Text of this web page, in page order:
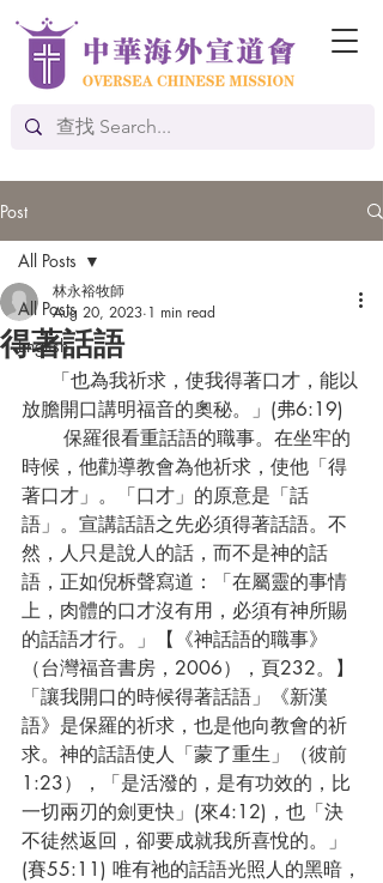
Post
All Posts
English
All Posts
得著話語
林永裕牧師
Aug 20, 2023 1 min read
放膽開口講明福音的奧秘。」(弗6:19)
時候，他勸導教會為他祈求，使他「得
著口才」。「口才」的原意是「話
語」。宣講話語之先必須得著話語。不
然，人只是說人的話，而不是神的話
語，正如倪柝聲寫道：「在屬靈的事情
上，肉體的口才沒有用，必須有神所賜
的話語才行。」【《神話語的職事》
（台灣福音書房，2006），頁232。】
「讓我開口的時候得著話語」《新漢
語》是保羅的祈求，也是他向教會的祈
求。神的話語使人「蒙了重生」（彼前
1:23），「是活潑的，是有功效的，比
一切兩刃的劍更快」(來4:12)，也「決
不徒然返回，卻要成就我所喜悅的。」
(賽55:11) 唯有祂的話語光照人的黑暗，